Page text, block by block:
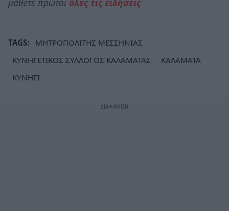
TAGS:
ΜΗΤΡΟΠΟΛΙΤΗΣ ΜΕΣΣΗΝΙΑΣ
ΚΥΝΗΓΕΤΙΚΟΣ ΣΥΛΛΟΓΟΣ ΚΑΛΑΜΑΤΑΣ
ΚΑΛΑΜΑΤΑ
ΚΥΝΗΓΙ